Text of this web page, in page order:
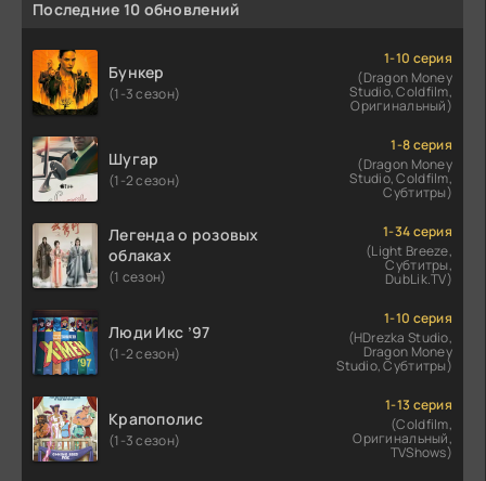
Последние 10 обновлений
Бункер
(1-3 сезон)
1-10 серия
(Dragon Money
Studio, Coldfilm,
Оригинальный)
Шугар
(1-2 сезон)
1-8 серия
(Dragon Money
Studio, Coldfilm,
Субтитры)
Легенда о розовых
облаках
(1 сезон)
1-34 серия
(Light Breeze,
Субтитры,
DubLik.TV)
Люди Икс ’97
(1-2 сезон)
1-10 серия
(HDrezka Studio,
Dragon Money
Studio, Субтитры)
Крапополис
(1-3 сезон)
1-13 серия
(Coldfilm,
Оригинальный,
TVShows)